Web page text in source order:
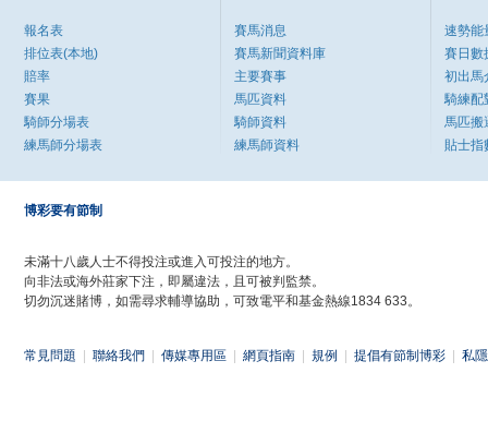
報名表
排位表(本地)
賠率
賽果
騎師分場表
練馬師分場表
賽馬消息
賽馬新聞資料庫
主要賽事
馬匹資料
騎師資料
練馬師資料
速勢能
賽日數
初出馬
騎練配
馬匹搬
貼士指
博彩要有節制
未滿十八歲人士不得投注或進入可投注的地方。
向非法或海外莊家下注，即屬違法，且可被判監禁。
切勿沉迷賭博，如需尋求輔導協助，可致電平和基金熱線1834 633。
常見問題 聯絡我們 傳媒專用區 網頁指南 規例 提倡有節制博彩 私